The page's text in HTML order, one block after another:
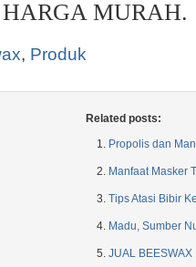
MURAH.
, Produk
Related posts:
Propolis dan
Manfaat Masker
Tips Atasi Bibir
Madu, Sumber
JUAL